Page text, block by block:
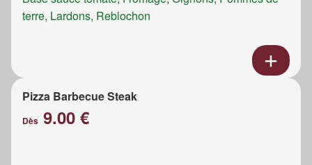
terre, Lardons, Reblochon
Pizza Barbecue Steak
Dès 9.00 €